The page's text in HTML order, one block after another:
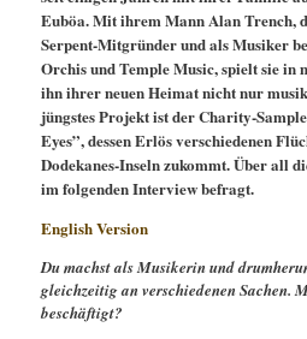
Euböa. Mit ihrem Mann Alan Trench,
Serpent-Mitgründer und als Musiker
Orchis und Temple Music, spielt sie in
ihn ihrer neuen Heimat nicht nur
jüngstes Projekt ist der Charity-
Eyes”, dessen Erlös verschiedenen
Dodekanes-Inseln zukommt. Über all
im folgenden Interview befragt.
English Version
Du machst als Musikerin und
gleichzeitig an verschiedenen Sachen.
beschäftigt?